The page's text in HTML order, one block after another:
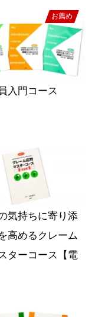
お薦め
入門コース
気持ちに寄り添
高めるクレーム
ターコース【電